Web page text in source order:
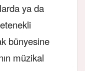
ya da
bünyesine
müzikal